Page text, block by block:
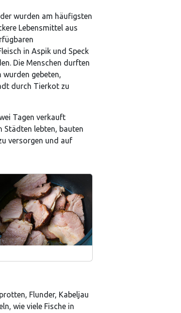
wurden am häufigsten
Lebensmittel aus
in Aspik und Speck
Die Menschen durften
wurden gebeten,
durch Tierkot zu
Tagen verkauft
Städten lebten, bauten
versorgen und auf
Flunder, Kabeljau
wie viele Fische in